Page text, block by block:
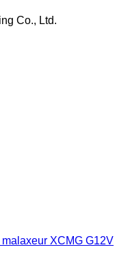
Co., Ltd.
XCMG G12V